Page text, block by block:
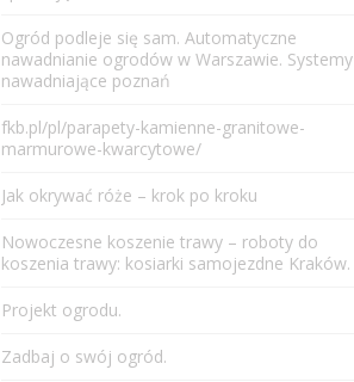
Ogród podleje się sam. Automatyczne
nawadnianie ogrodów w Warszawie. Systemy
nawadniające poznań
fkb.pl/pl/parapety-kamienne-granitowe-
marmurowe-kwarcytowe/
Jak okrywać róże – krok po kroku
Nowoczesne koszenie trawy – roboty do
koszenia trawy: kosiarki samojezdne Kraków.
Projekt ogrodu.
Zadbaj o swój ogród.